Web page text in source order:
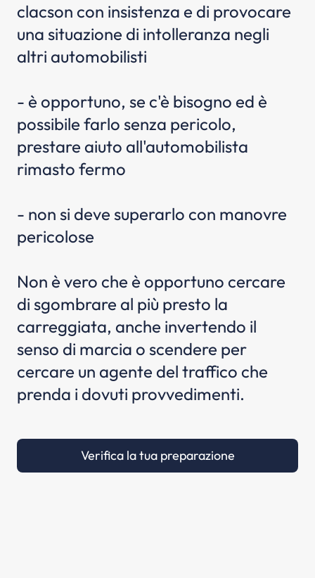
clacson con insistenza e di provocare
una situazione di intolleranza negli
altri automobilisti
- è opportuno, se c'è bisogno ed è
possibile farlo senza pericolo,
prestare aiuto all'automobilista
rimasto fermo
- non si deve superarlo con manovre
pericolose
Non è vero che è opportuno cercare
di sgombrare al più presto la
carreggiata, anche invertendo il
senso di marcia o scendere per
cercare un agente del traffico che
prenda i dovuti provvedimenti.
Verifica la tua preparazione